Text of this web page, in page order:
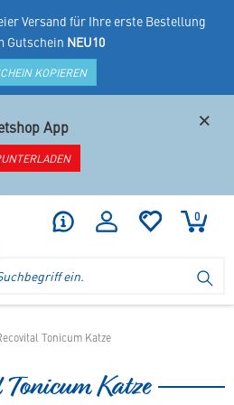
Versand für Ihre erste Bestellung
Gutschein NEU10
KOPIEREN
App ×
0
Tonicum Katze
Katze